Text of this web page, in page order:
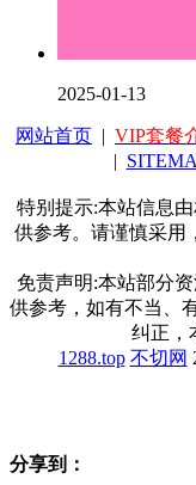
2025-01-13
网站首页 | VIP套餐
|
特别提示:本站信息
供参考。请谨慎采用
免责声明:本站部分
供参考，如有不当、
纠正，
1288.top 不切网
分享到：